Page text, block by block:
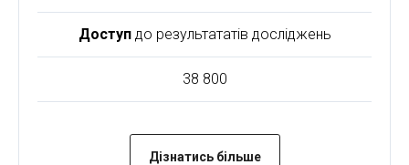
Доступдо результататів досліджень
38 800
Дізнатись більше